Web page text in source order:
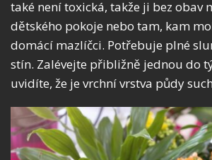
také není toxická, takže ji bez obav
dětského pokoje nebo tam, kam
domácí mazlíčci. Potřebuje plné
stín. Zalévejte přibližně jednou do
uvidíte, že je vrchní vrstva půdy